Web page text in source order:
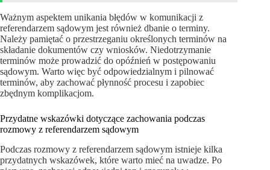
Ważnym aspektem unikania błędów w komunikacji z
referendarzem sądowym jest również dbanie o terminy.
Należy pamiętać o przestrzeganiu określonych terminów na
składanie dokumentów czy wniosków. Niedotrzymanie
terminów może prowadzić do opóźnień w postępowaniu
sądowym. Warto więc być odpowiedzialnym i pilnować
terminów, aby zachować płynność procesu i zapobiec
zbędnym komplikacjom.
Przydatne wskazówki dotyczące zachowania podczas
rozmowy z referendarzem sądowym
Podczas rozmowy z referendarzem sądowym istnieje kilka
przydatnych wskazówek, które warto mieć na uwadze. Po